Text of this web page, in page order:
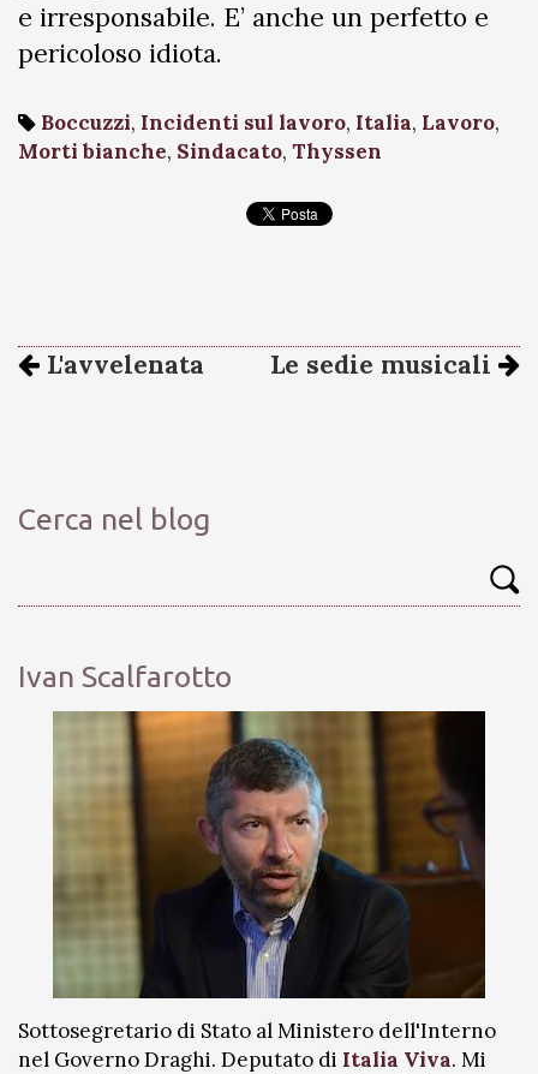
e irresponsabile. E’ anche un perfetto e
pericoloso idiota.
Boccuzzi, Incidenti sul lavoro, Italia, Lavoro,
Morti bianche, Sindacato, Thyssen
L'avvelenata Le sedie musicali
Cerca nel blog
Ivan Scalfarotto
Sottosegretario di Stato al Ministero dell'Interno
nel Governo Draghi. Deputato di Italia Viva. Mi